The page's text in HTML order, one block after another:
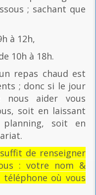
; sachant que
à 12h,
10h à 18h.
repas chaud est
; donc si le jour
nous aider vous
soit en laissant
soit en
de renseigner
: votre nom &
où vous